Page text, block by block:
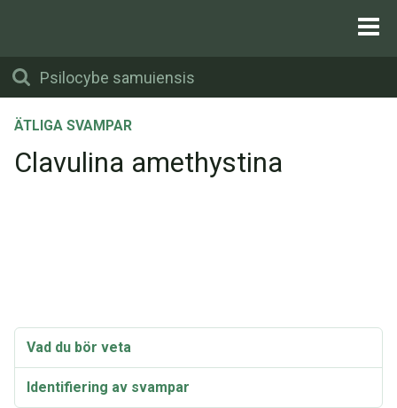
ÄTLIGA SVAMPAR
Clavulina amethystina
Vad du bör veta
Identifiering av svampar